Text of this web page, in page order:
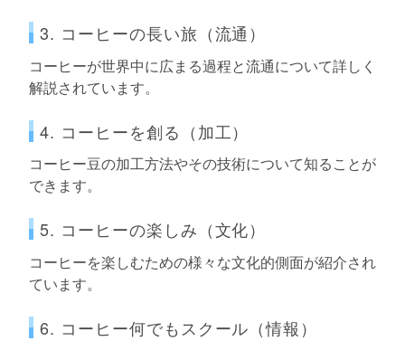
3. コーヒーの長い旅（流通）
コーヒーが世界中に広まる過程と流通について詳しく
解説されています。
4. コーヒーを創る（加工）
コーヒー豆の加工方法やその技術について知ることが
できます。
5. コーヒーの楽しみ（文化）
コーヒーを楽しむための様々な文化的側面が紹介され
ています。
6. コーヒー何でもスクール（情報）